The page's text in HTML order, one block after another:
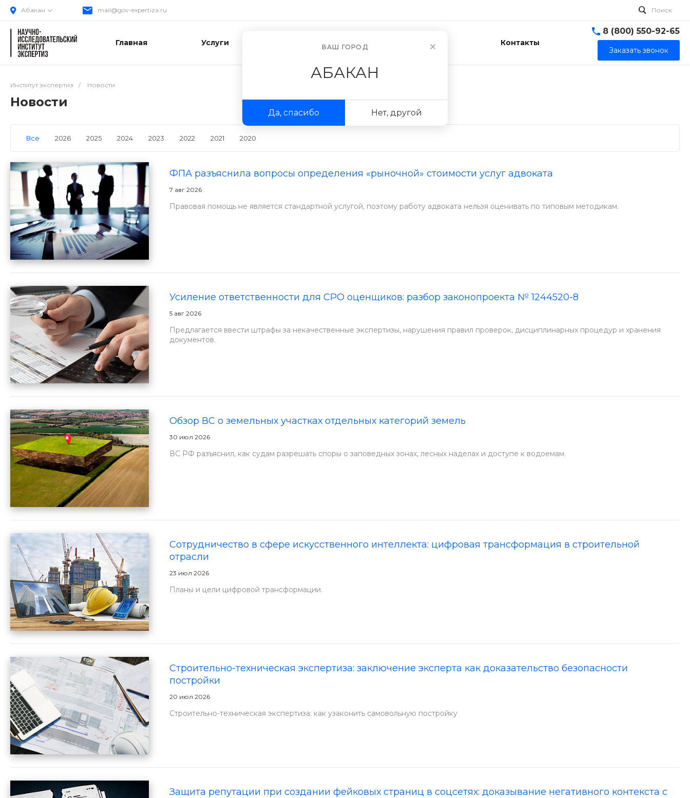
Абакан
ВАШ ГОРОД
АБАКАН
Да, спасибо Нет, другой
mail@gov-expertiza.ru Поиск
Главная Услуги О компании Контакты
8 (800) 550-92-65
Заказать звонок
Институт экспертиз / Новости
Новости
Все 2026 2025 2024 2023 2022 2021 2020
ФПА разъяснила вопросы определения «рыночной» стоимости услуг адвоката
7 авг 2026
Правовая помощь не является стандартной услугой, поэтому работу адвоката нельзя оценивать по типовым методикам.
Усиление ответственности для СРО оценщиков: разбор законопроекта № 1244520-8
5 авг 2026
Предлагается ввести штрафы за некачественные экспертизы, нарушения правил проверок, дисциплинарных процедур и хранения
документов.
Обзор ВС о земельных участках отдельных категорий земель
30 июл 2026
ВС РФ разъяснил, как судам разрешать споры о заповедных зонах, лесных наделах и доступе к водоемам.
Сотрудничество в сфере искусственного интеллекта: цифровая трансформация в строительной
отрасли
23 июл 2026
Планы и цели цифровой трансформации.
Строительно-техническая экспертиза: заключение эксперта как доказательство безопасности
постройки
20 июл 2026
Строительно-техническая экспертиза: как узаконить самовольную постройку
Защита репутации при создании фейковых страниц в соцсетях: доказывание негативного контекста с